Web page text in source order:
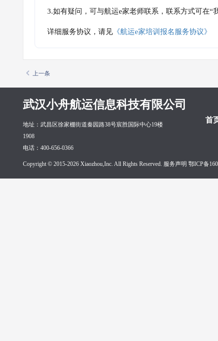
3.如有疑问，可与航运e家老师联系，联系方式可在
详细服务协议，请见 《航运e家培训报名服务协议》
上一条
武汉小舟航运信息科技有限公司
首
地址：武昌区徐家棚街道秦园路38号宸胜国际中心19楼
1908
电话：400-656-0366
Copyright © 2015-2026 Xiaozhou,Inc. All Rights Reserved. 服务声明 鄂ICP备